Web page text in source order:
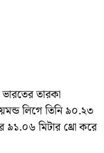
তারকা
লিগে তিনি ৯০.২৩
৯১.০৬ মিটার থ্রো করে